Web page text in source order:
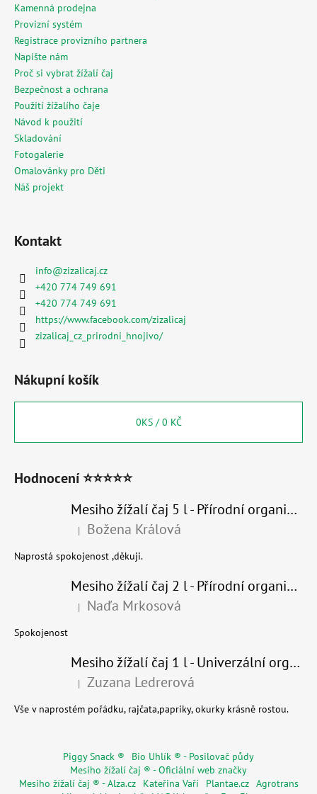
KOPŘIVOU
A
BIOUHLÍKEM
20
LITRŮ
2
728
Kč
Kamenná prodejna
Provizní systém
Registrace provizního partnera
Napište nám
Proč si vybrat žížalí čaj
Bezpečnost a ochrana
Použití žížalího čaje
Návod k použití
Skladování
Fotogalerie
Omalovánky pro Děti
Náš projekt
Kontakt
info@zizalicaj.cz
+420 774 749 691
+420 774 749 691
https://www.facebook.com/zizalicaj
zizalicaj_cz_prirodni_hnojivo/
Nákupní košík
0KS /0 KČ
Hodnocení ⭐⭐⭐⭐⭐
Mesiho žížalí čaj 5 l - Přírodní organické hnojivo 100% nature
Hodnocení produktu je 5 z 5 hvězdiček.
| Božena Králová
Naprostá spokojenost ,děkuji.
Mesiho žížalí čaj 2 l - Přírodní organické hnojivo 100% nature - recyklovaný obal
Hodnocení produktu je 5 z 5 hvězdiček.
| Naďa Mrkosová
Spokojenost
Mesiho žížalí čaj 1 l - Univerzální organické hnojivo
Hodnocení produktu je 5 z 5 hvězdiček.
| Zuzana Ledrerová
Vše v naprostém pořádku, rajčata,papriky, okurky krásně rostou.
Piggy Snack ®
Bio Uhlík ® - Posilovač půdy
Mesiho žížalí čaj ® - Oficiální web značky
Mesiho žížalí čaj ® - Alza.cz
Kateřina Vaří Plantae.cz Agrotrans